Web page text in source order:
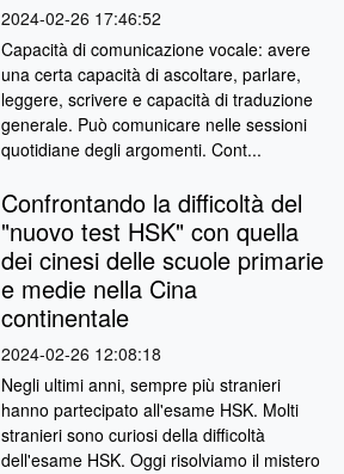
2024-02-26 17:46:52
Capacità di comunicazione vocale: avere
una certa capacità di ascoltare, parlare,
leggere, scrivere e capacità di traduzione
generale. Può comunicare nelle sessioni
quotidiane degli argomenti. Cont...
Confrontando la difficoltà del
"nuovo test HSK" con quella
dei cinesi delle scuole primarie
e medie nella Cina
continentale
2024-02-26 12:08:18
Negli ultimi anni, sempre più stranieri
hanno partecipato all'esame HSK. Molti
stranieri sono curiosi della difficoltà
dell'esame HSK. Oggi risolviamo il mistero